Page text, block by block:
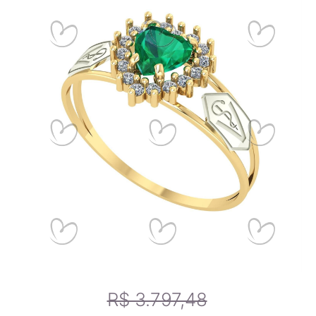
Ouro Branco
14,9mm
15,2mm 8
15,6mm 9
15,9mm
11
16,8mm
Calibrando sua tela
Passo 1- Se você estiver utilizando um celular, por-favor,
deite-o para melhor funcionamento da ferramenta.
- Arraste o canto do cartão de crédito abaixo até
que fique do mesmo tamanho que o seu cartão.
Passo 3- Use um anel que se adapte a você e compare-o
com os tamanhos dos anéis na tela para encontrar o tamanho
exato do anel.
R$ 3.797,48